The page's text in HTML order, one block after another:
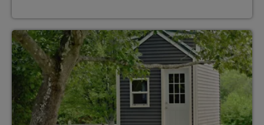
Tiny House Movement